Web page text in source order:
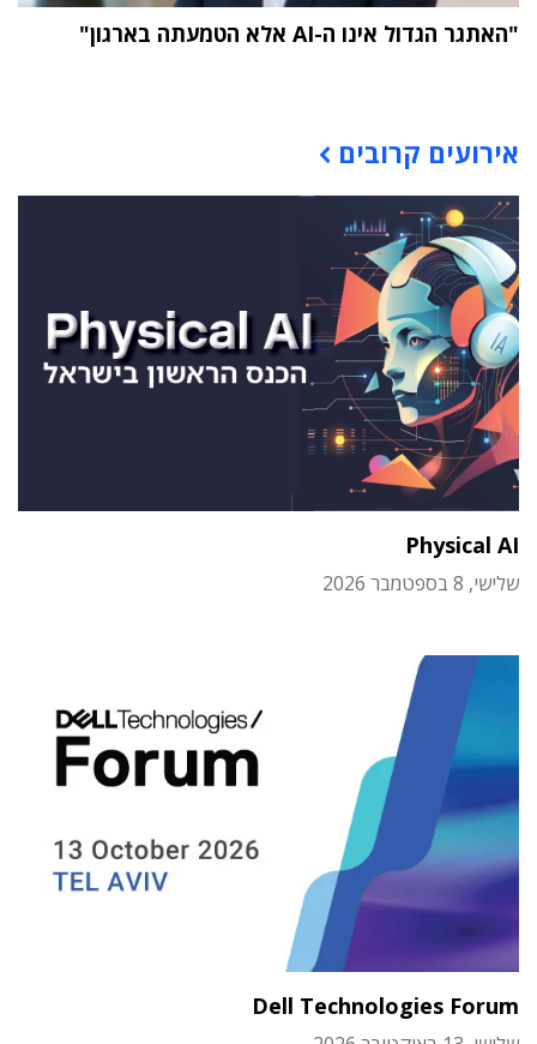
"האתגר הגדול אינו ה-AI אלא הטמעתה בארגון"
אירועים קרובים
Physical AI
שלישי, 8 בספטמבר 2026
Dell Technologies Forum